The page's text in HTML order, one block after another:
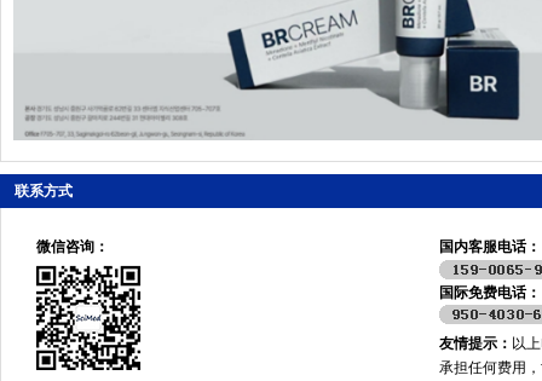
联系方式
微信咨询： 国内客服电话：
国际免费电话：
友情提示： 以
承担任何费用